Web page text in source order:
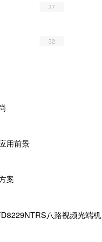
37
52
用前景
案
八路视频光端机